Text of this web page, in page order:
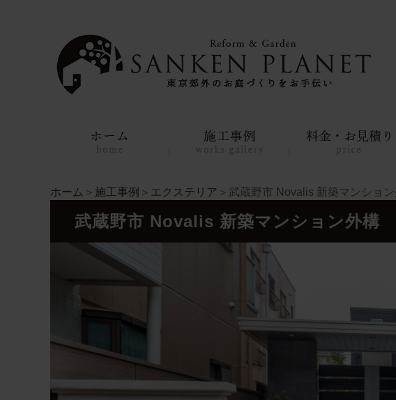
ホーム ＞ 施工事例 ＞ エクステリア ＞武蔵野市 Novalis 新築マンショ
武蔵野市 Novalis 新築マンション外構